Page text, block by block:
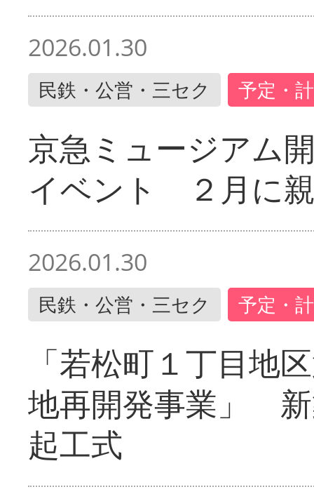
2026.01.30
民鉄・公営・三セク 予定・
京急ミュージアム
イベント ２月に
2026.01.30
民鉄・公営・三セク 予定・
「若松町１丁目地
地再開発事業」
起工式